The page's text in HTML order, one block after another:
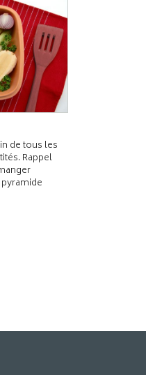
de tous les
Rappel